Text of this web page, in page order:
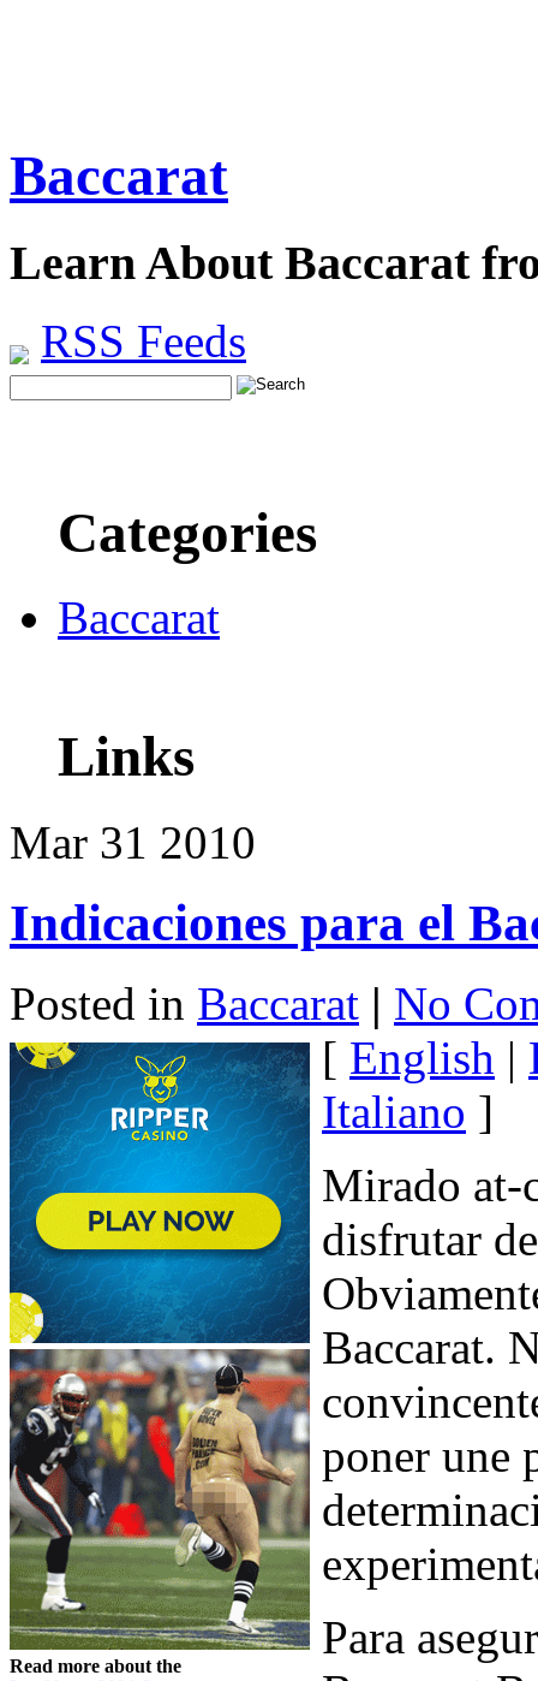
Baccarat
Learn About Baccarat
RSS Feeds
Categories
Baccarat
Links
Mar 31 2010
Indicaciones para el
Posted in Baccarat | No
Read more about the
[ English |
Italiano ]
Mirado at-
disfrutar
Baccarat.
poner une
Para